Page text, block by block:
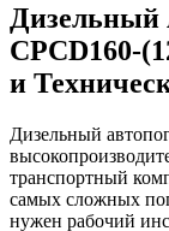
Дизельный
CPCD160-
и
Дизельный
транспортный
самых сложных
нужен рабочий